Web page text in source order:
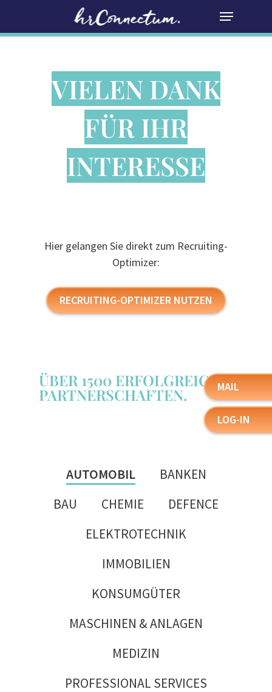
main
MENU
VIELEN DANK
FÜR IHR
INTERESSE
Hier gelangen Sie direkt zum Recruiting-
Optimizer:
RECRUITING-OPTIMIZER NUTZEN
ÜBER 1500 ERFOLGREICHE
PARTNERSCHAFTEN.
AUTOMOBIL
BANKEN
BAU
CHEMIE
DEFENCE
ELEKTROTECHNIK
IMMOBILIEN
KONSUMGÜTER
MASCHINEN & ANLAGEN
MEDIZIN
PROFESSIONAL SERVICES
MAIL
LOG-IN
Close